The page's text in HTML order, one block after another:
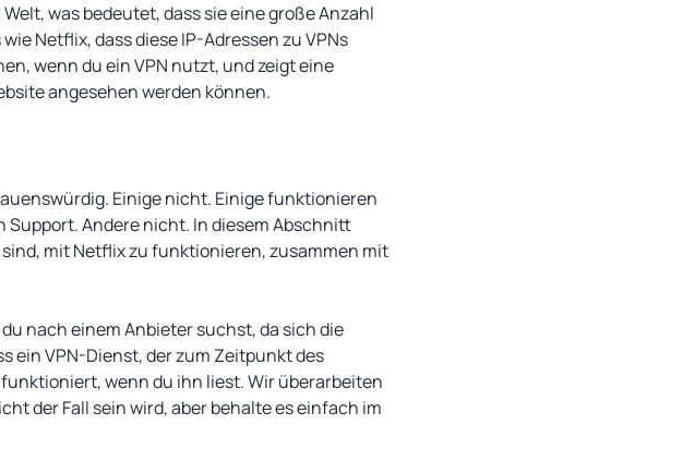
was bedeutet, dass sie eine große Anzahl
Netflix, dass diese IP-Adressen zu VPNs
wenn du ein VPN nutzt, und zeigt eine
angesehen werden können.
Einige nicht. Einige funktionieren
Andere nicht. In diesem Abschnitt
mit Netflix zu funktionieren, zusammen mit
nach einem Anbieter suchst, da sich die
ein VPN-Dienst, der zum Zeitpunkt des
wenn du ihn liest. Wir überarbeiten
der Fall sein wird, aber behalte es einfach im